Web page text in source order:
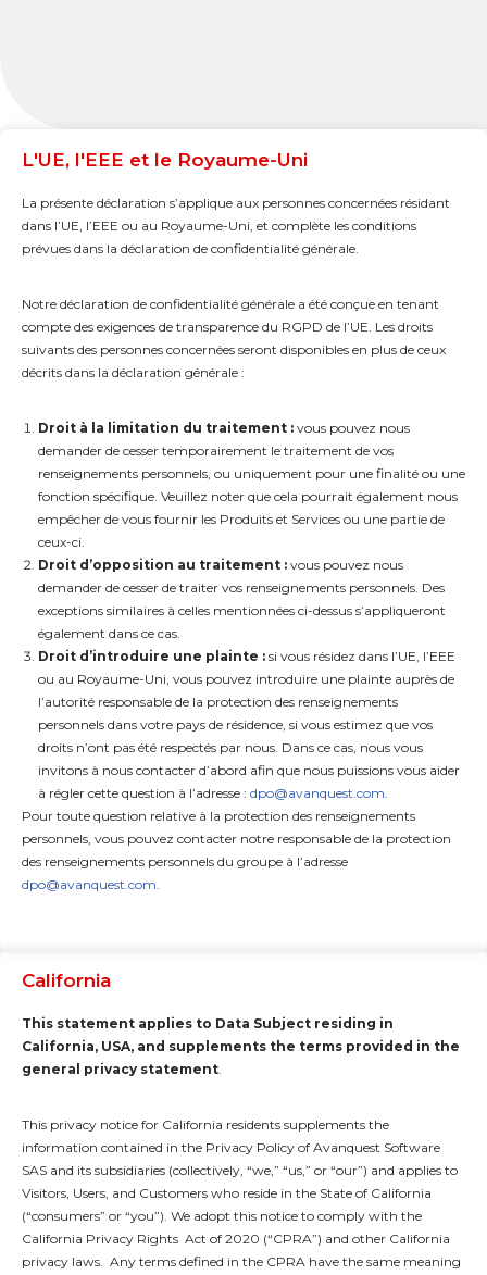
L'UE, l'EEE et le Royaume-Uni
La présente déclaration s’applique aux personnes concernées résidant
dans l’UE, l’EEE ou au Royaume-Uni, et complète les conditions
prévues dans la déclaration de confidentialité générale.
Notre déclaration de confidentialité générale a été conçue en tenant
compte des exigences de transparence du RGPD de l’UE. Les droits
suivants des personnes concernées seront disponibles en plus de ceux
décrits dans la déclaration générale :
Droit à la limitation du traitement : vous pouvez nous
demander de cesser temporairement le traitement de vos
renseignements personnels, ou uniquement pour une finalité ou une
fonction spécifique. Veuillez noter que cela pourrait également nous
empêcher de vous fournir les Produits et Services ou une partie de
ceux-ci.
Droit d’opposition au traitement : vous pouvez nous
demander de cesser de traiter vos renseignements personnels. Des
exceptions similaires à celles mentionnées ci-dessus s’appliqueront
également dans ce cas.
Droit d’introduire une plainte : si vous résidez dans l’UE, l’EEE
ou au Royaume-Uni, vous pouvez introduire une plainte auprès de
l’autorité responsable de la protection des renseignements
personnels dans votre pays de résidence, si vous estimez que vos
droits n’ont pas été respectés par nous. Dans ce cas, nous vous
invitons à nous contacter d’abord afin que nous puissions vous aider
à régler cette question à l’adresse : dpo@avanquest.com.
Pour toute question relative à la protection des renseignements
personnels, vous pouvez contacter notre responsable de la protection
des renseignements personnels du groupe à l’adresse
dpo@avanquest.com.
California
This statement applies to Data Subject residing in
California, USA, and supplements the terms provided in the
general privacy statement.
This privacy notice for California residents supplements the
information contained in the Privacy Policy of Avanquest Software
SAS and its subsidiaries (collectively, “we,” “us,” or “our”) and applies to
Visitors, Users, and Customers who reside in the State of California
(“consumers” or “you”). We adopt this notice to comply with the
California Privacy Rights Act of 2020 (“CPRA”) and other California
privacy laws. Any terms defined in the CPRA have the same meaning